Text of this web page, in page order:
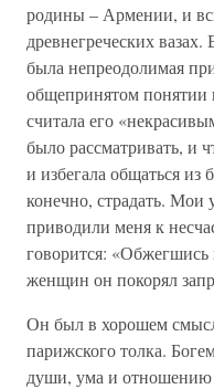
родины – Армении, и
древнегреческих
была непреодолимая
общепринятом понятии
считала его
было рассматривать, и
и избегала общаться
конечно, страдать. Мои
приводили меня к
говорится:
женщин он покорял
Он был в хорошем
парижского толка.
души, ума и